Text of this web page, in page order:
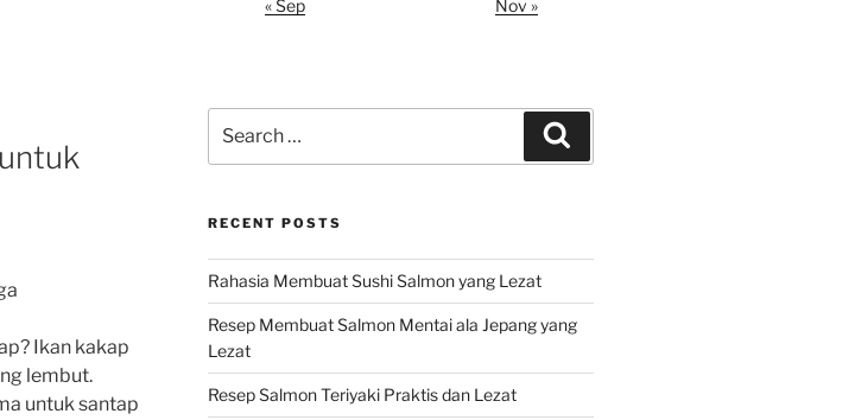
Ikan kakap
lembut.
untuk santap
« Sep
Nov »
for:
RECENT POSTS
Rahasia Membuat Sushi Salmon yang Lezat
Resep Membuat Salmon Mentai ala Jepang yang
Lezat
Resep Salmon Teriyaki Praktis dan Lezat